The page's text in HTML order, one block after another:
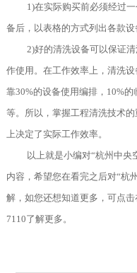
1)在实际购买前必须经过
备后，以表格的方式列出各款
2)好的清洗设备可以保证
作使用。在工作效率上，清洗
靠30%的设备使用编排，10%
等。所以，掌握工程清洗技术
上决定了实际工作效率。
以上就是小编对“杭州中央
内容，希望您在看完之后对“杭
解，如您还想知道更多，可点
7110了解更多。